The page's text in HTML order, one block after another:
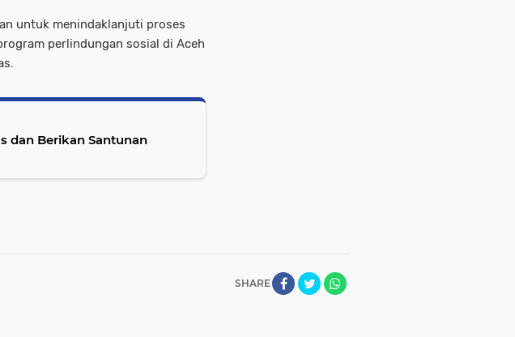
untuk menindaklanjuti proses
perlindungan sosial di Aceh
dan Berikan Santunan
SHARE